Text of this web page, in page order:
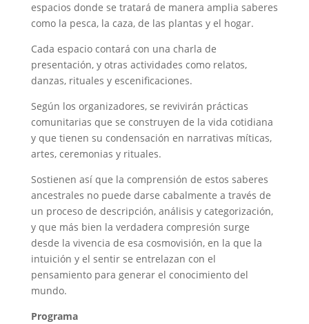
espacios donde se tratará de manera amplia saberes
como la pesca, la caza, de las plantas y el hogar.
Cada espacio contará con una charla de
presentación, y otras actividades como relatos,
danzas, rituales y escenificaciones.
Según los organizadores, se revivirán prácticas
comunitarias que se construyen de la vida cotidiana
y que tienen su condensación en narrativas míticas,
artes, ceremonias y rituales.
Sostienen así que la comprensión de estos saberes
ancestrales no puede darse cabalmente a través de
un proceso de descripción, análisis y categorización,
y que más bien la verdadera compresión surge
desde la vivencia de esa cosmovisión, en la que la
intuición y el sentir se entrelazan con el
pensamiento para generar el conocimiento del
mundo.
Programa